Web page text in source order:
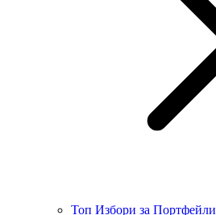
Топ Избори за Портфейли